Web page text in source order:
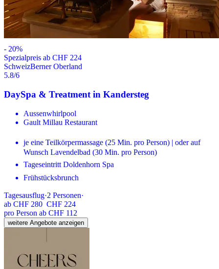
- 20%
Spezialpreis ab CHF 224
SchweizBerner Oberland
5.8/6
DaySpa & Treatment in Kandersteg
Aussenwhirlpool
Gault Millau Restaurant
je eine Teilkörpermassage (25 Min. pro Person) | oder auf
Wunsch Lavendelbad (30 Min. pro Person)
Tageseintritt Doldenhorn Spa
Frühstücksbrunch
Tagesausflug·2 Personen·
ab CHF 280 CHF 224
pro Person ab CHF 112
weitere Angebote anzeigen